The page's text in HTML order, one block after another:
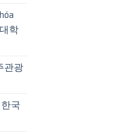
학
관광
한국